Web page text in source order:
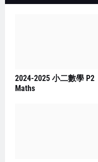
2024-2025 小二數學 P2
Maths